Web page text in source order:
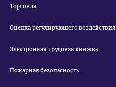
Торговля
Оценка регулирующего воздействия
Электронная трудовая книжка
Пожарная безопасность